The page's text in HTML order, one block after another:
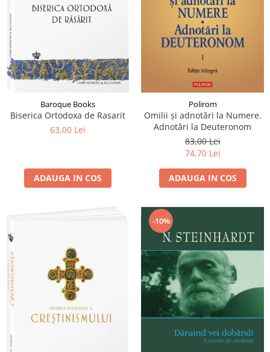
Baroque Books
Biserica Ortodoxa de Rasarit
63,00 Lei
ADAUGA IN COS
Polirom
Omilii și adnotări la Numere.
Adnotări la Deuteronom
83,00 Lei
74,70 Lei
ADAUGA IN COS
-10%